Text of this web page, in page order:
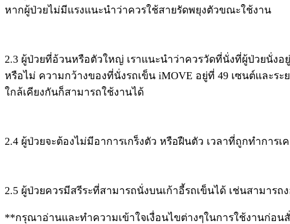
หากผู้ป่วยไม่มีแรงแนะนำว่าควรใช้สายรัดพยุงตัวขณะใช้งาน
2.3 ผู้ป่วยที่อ้วนหรือตัวใหญ่ เราแนะนำว่าควรวัดที่นั่งที่ผู้ป่วยนั่งอ
หรือไม่ ความกว้างของที่นั่งรถเข็น iMOVE อยู่ที่ 49 เซนต์และร
ใกล้เคียงกันก็สามารถใช้งานได้
2.4 ผู้ป่วยจะต้องไม่มีอาการเกร็งตัว หรือฝืนตัว เวลาที่ถูกทำการเ
2.5 ผู้ป่วยควรมีสรีระที่สามารถนั่งบนเก้าอี้รถเข็นได้ เช่นสามาร
**กรุณาอ่านและทำความเข้าใจเงื่อนไขต่างๆในการใช้งานก่อ